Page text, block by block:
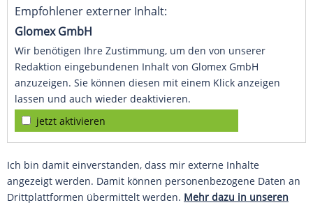
Empfohlener externer Inhalt:
Glomex GmbH
Wir benötigen Ihre Zustimmung, um den von unserer
Redaktion eingebundenen Inhalt von Glomex GmbH
anzuzeigen. Sie können diesen mit einem Klick anzeigen
lassen und auch wieder deaktivieren.
jetzt aktivieren
Ich bin damit einverstanden, dass mir externe Inhalte
angezeigt werden. Damit können personenbezogene Daten an
Drittplattformen übermittelt werden. Mehr dazu in unseren